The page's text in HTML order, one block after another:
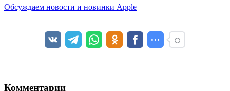
Обсуждаем новости и новинки Apple
Комментарии